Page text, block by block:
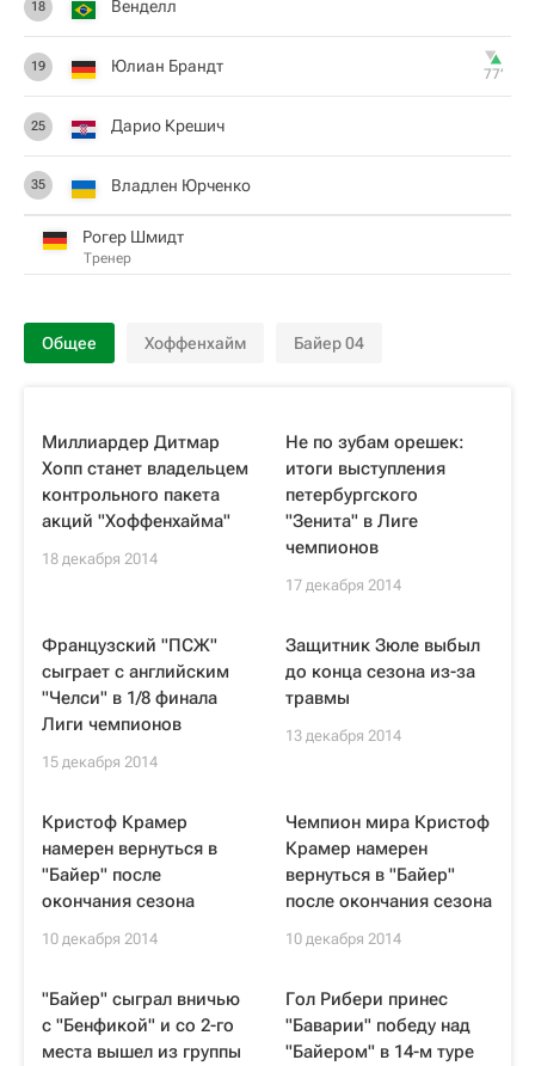
18 Венделл
19 Юлиан Брандт 77‎’‎
25 Дарио Крешич
35 Владлен Юрченко
Рогер Шмидт
Тренер
Общее Хоффенхайм Байер 04
Миллиардер Дитмар
Хопп станет владельцем
контрольного пакета
акций "Хоффенхайма"
18 декабря 2014
Не по зубам орешек:
итоги выступления
петербургского
"Зенита" в Лиге
чемпионов
17 декабря 2014
Французский "ПСЖ"
сыграет с английским
"Челси" в 1/8 финала
Лиги чемпионов
15 декабря 2014
Защитник Зюле выбыл
до конца сезона из-за
травмы
13 декабря 2014
Кристоф Крамер
намерен вернуться в
"Байер" после
окончания сезона
10 декабря 2014
Чемпион мира Кристоф
Крамер намерен
вернуться в "Байер"
после окончания сезона
10 декабря 2014
"Байер" сыграл вничью
с "Бенфикой" и со 2-го
места вышел из группы
Гол Рибери принес
"Баварии" победу над
"Байером" в 14-м туре